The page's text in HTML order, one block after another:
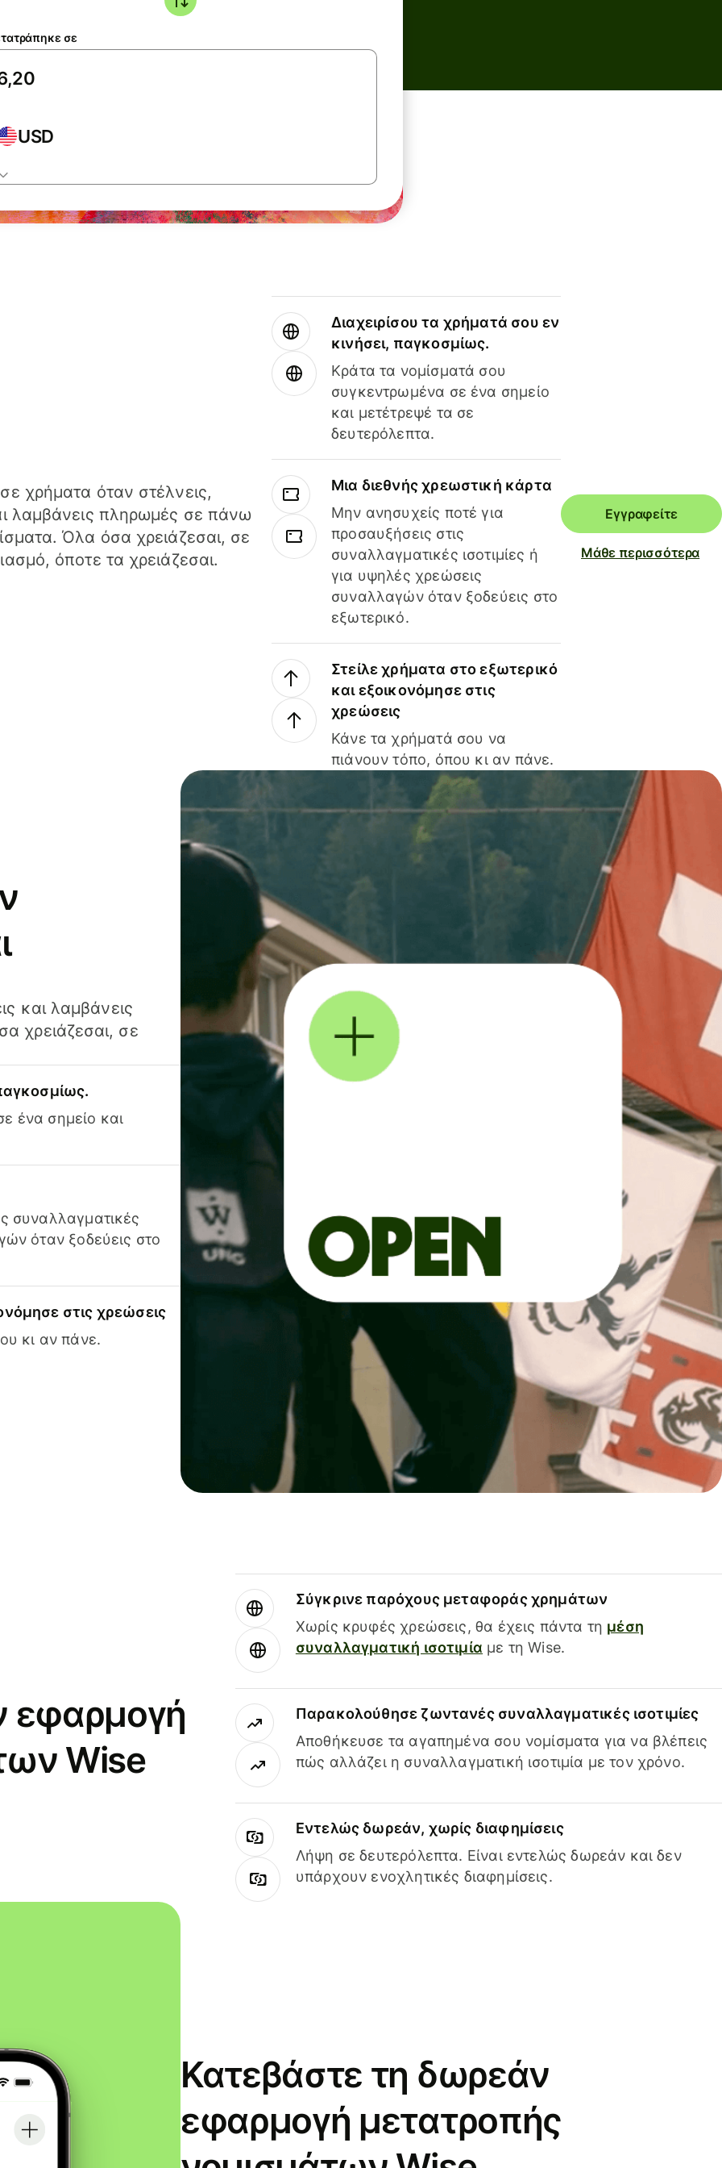
σε
USD
χρήματα όταν στέλνεις,
λαμβάνεις πληρωμές σε πάνω
Όλα όσα χρειάζεσαι, σε
όποτε τα χρειάζεσαι.
Διαχειρίσου τα χρήματά σου εν
κινήσει, παγκοσμίως.
Κράτα τα νομίσματά σου
συγκεντρωμένα σε ένα σημείο
και μετέτρεψέ τα σε
δευτερόλεπτα.
Μια διεθνής χρεωστική κάρτα
Μην ανησυχείς ποτέ για
προσαυξήσεις στις
συναλλαγματικές ισοτιμίες ή
για υψηλές χρεώσεις
συναλλαγών όταν ξοδεύεις στο
εξωτερικό.
Στείλε χρήματα στο εξωτερικό
και εξοικονόμησε στις
χρεώσεις
Κάνε τα χρήματά σου να
πιάνουν τόπο, όπου κι αν πάνε.
Εγγραφείτε
Μάθε περισσότερα
και λαμβάνεις
χρειάζεσαι, σε
ένα σημείο και
συναλλαγματικές
όταν ξοδεύεις στο
στις χρεώσεις
κι αν πάνε.
εφαρμογή
Wise
Σύγκρινε παρόχους μεταφοράς χρημάτων
Χωρίς κρυφές χρεώσεις, θα έχεις πάντα τη μέση
συναλλαγματική ισοτιμία με τη Wise.
Παρακολούθησε ζωντανές συναλλαγματικές ισοτιμίες
Αποθήκευσε τα αγαπημένα σου νομίσματα για να βλέπεις
πώς αλλάζει η συναλλαγματική ισοτιμία με τον χρόνο.
Εντελώς δωρεάν, χωρίς διαφημίσεις
Λήψη σε δευτερόλεπτα. Είναι εντελώς δωρεάν και δεν
υπάρχουν ενοχλητικές διαφημίσεις.
Κατεβάστε τη δωρεάν
εφαρμογή μετατροπής